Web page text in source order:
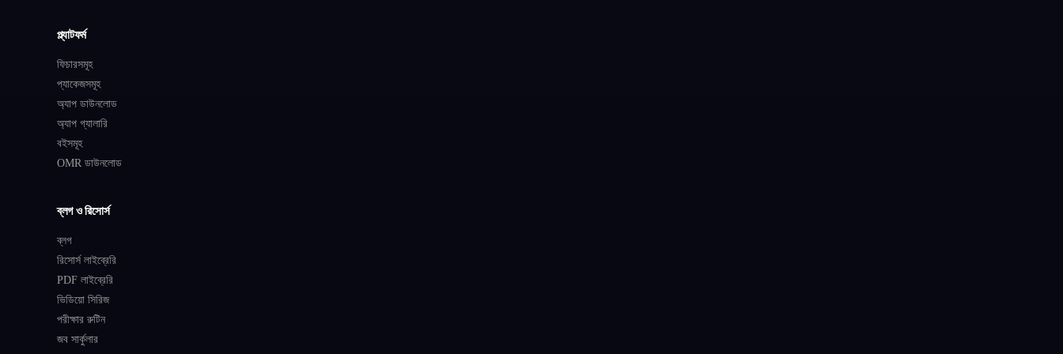
প্ল্যাটফর্ম
ফিচারসমূহ
প্যাকেজসমূহ
অ্যাপ ডাউনলোড
অ্যাপ গ্যালারি
বইসমূহ
OMR ডাউনলোড
ব্লগ ও রিসোর্স
ব্লগ
রিসোর্স লাইব্রেরি
PDF লাইব্রেরি
ভিডিয়ো সিরিজ
পরীক্ষার রুটিন
জব সার্কুলার